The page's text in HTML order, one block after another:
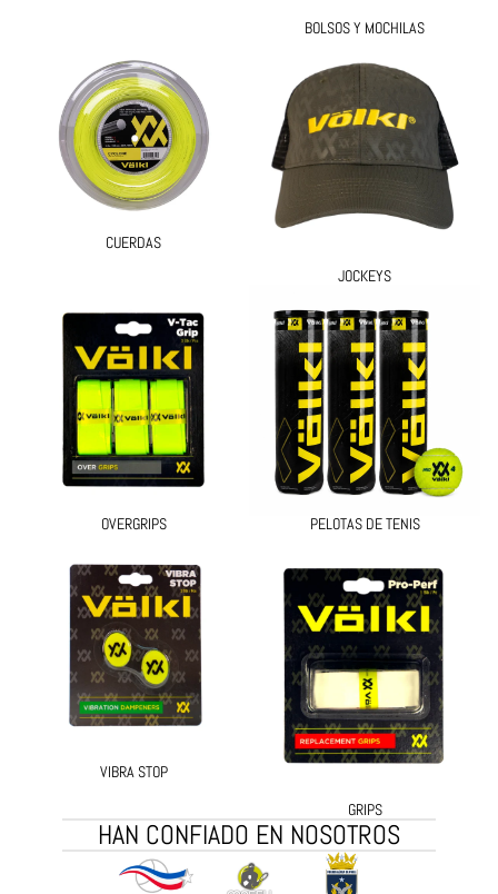
BOLSOS Y MOCHILAS
CUERDAS
JOCKEYS
OVERGRIPS
PELOTAS DE TENIS
VIBRA STOP
GRIPS
HAN CONFIADO EN NOSOTROS